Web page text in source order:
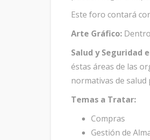
Este foro contará
Arte Gráfico:
Salud y Seguridad
éstas áreas de las
normativas de salud
Temas a Tratar:
Compras
Gestión de